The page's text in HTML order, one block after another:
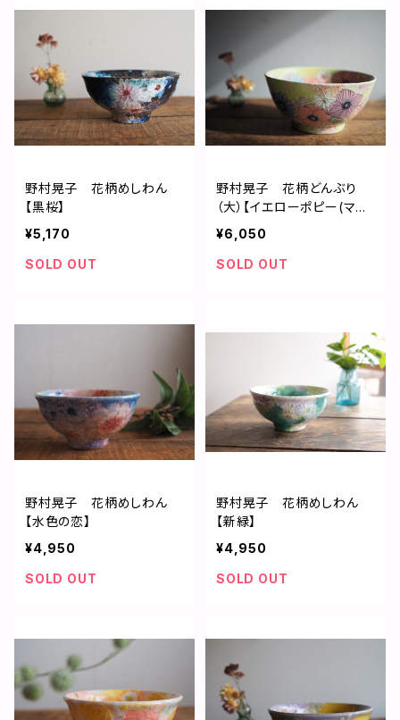
野村晃子 花柄めしわん
【黒桜】
¥5,170
SOLD OUT
野村晃子 花柄どんぶり
（大）【イエローポピー(マッ
ト釉薬)】
¥6,050
SOLD OUT
野村晃子 花柄めしわん
【水色の恋】
¥4,950
SOLD OUT
野村晃子 花柄めしわん
【新緑】
¥4,950
SOLD OUT